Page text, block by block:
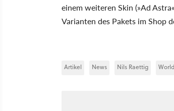
einem weiteren Skin (»Ad
Varianten des Pakets im Shop
Artikel News Nils Raettig